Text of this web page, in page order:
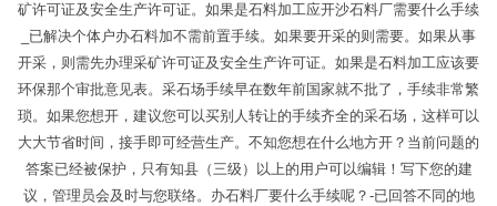
矿许可证及安全生产许可证。如果是石料加工应开沙石料厂需要什么手续
_已解决个体户办石料加不需前置手续。如果要开采的则需要。如果从事
开采，则需先办理采矿许可证及安全生产许可证。如果是石料加工应该要
环保那个审批意见表。采石场手续早在数年前国家就不批了，手续非常繁
琐。如果您想开，建议您可以买别人转让的手续齐全的采石场，这样可以
大大节省时间，接手即可经营生产。不知您想在什么地方开？当前问题的
答案已经被保护，只有知县（三级）以上的用户可以编辑！写下您的建
议，管理员会及时与您联络。办石料厂要什么手续呢？-已回答不同的地